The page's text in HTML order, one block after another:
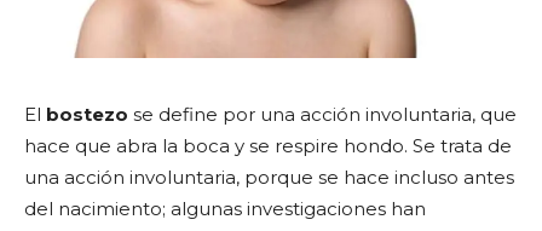
El bostezo se define por una acción involuntaria, que
hace que abra la boca y se respire hondo. Se trata de
una acción involuntaria, porque se hace incluso antes
del nacimiento; algunas investigaciones han